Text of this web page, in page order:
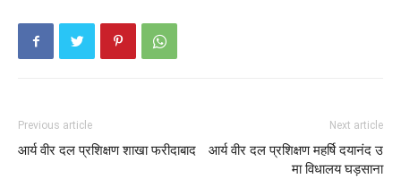
Previous article
आर्य वीर दल प्रशिक्षण शाखा फरीदाबाद
Next article
आर्य वीर दल प्रशिक्षण महर्षि दयानंद उ
मा विधालय घड़साना